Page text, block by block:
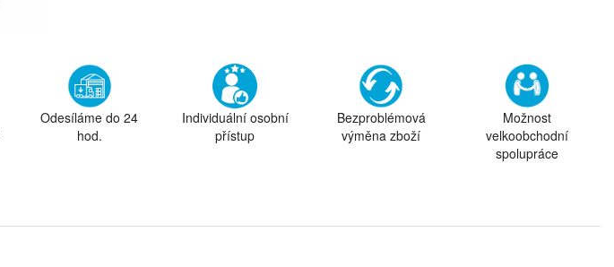
Odesíláme do 24
hod.
Individuální osobní
přístup
Bezproblémová
výměna zboží
Možnost
velkoobchodní
spolupráce